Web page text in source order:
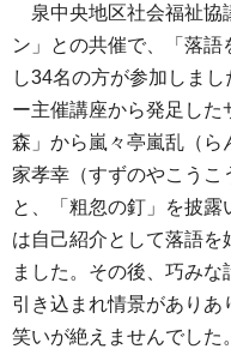
泉中央地区社会福祉協
ン」との共催で、「落
し34名の方が参加しま
ー主催講座から発足し
森」から嵐々亭嵐乱（ら
家孝幸（すずのやこうこ
と、「粗忽の釘」を披露
は自己紹介として落語を
ました。その後、巧み
引き込まれ情景があり
笑いが絶えませんでした